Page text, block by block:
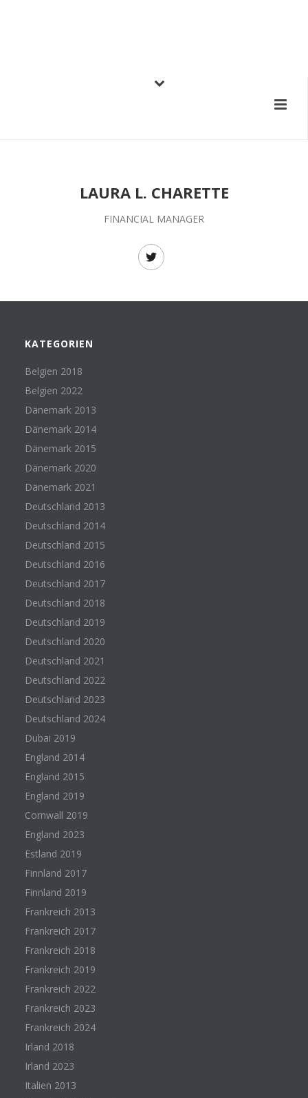
LAURA L. CHARETTE
FINANCIAL MANAGER
KATEGORIEN
Belgien 2018
Belgien 2022
Dänemark 2013
Dänemark 2014
Dänemark 2015
Dänemark 2020
Dänemark 2021
Deutschland 2013
Deutschland 2014
Deutschland 2015
Deutschland 2016
Deutschland 2017
Deutschland 2018
Deutschland 2019
Deutschland 2020
Deutschland 2021
Deutschland 2022
Deutschland 2023
Deutschland 2024
Dubai 2019
England 2014
England 2015
England 2019
Cornwall 2019
England 2023
Estland 2019
Finnland 2017
Finnland 2019
Frankreich 2013
Frankreich 2017
Frankreich 2018
Frankreich 2019
Frankreich 2022
Frankreich 2023
Frankreich 2024
Irland 2018
Irland 2023
Italien 2013